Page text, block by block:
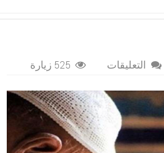
التعليقات
متـى
تبكي
علـى
نفسـك؟؟
مغلقة
525 زيارة